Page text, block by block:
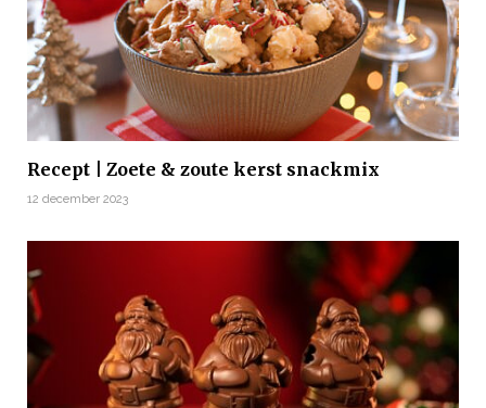
Recept | Zoete & zoute kerst snackmix
12 december 2023